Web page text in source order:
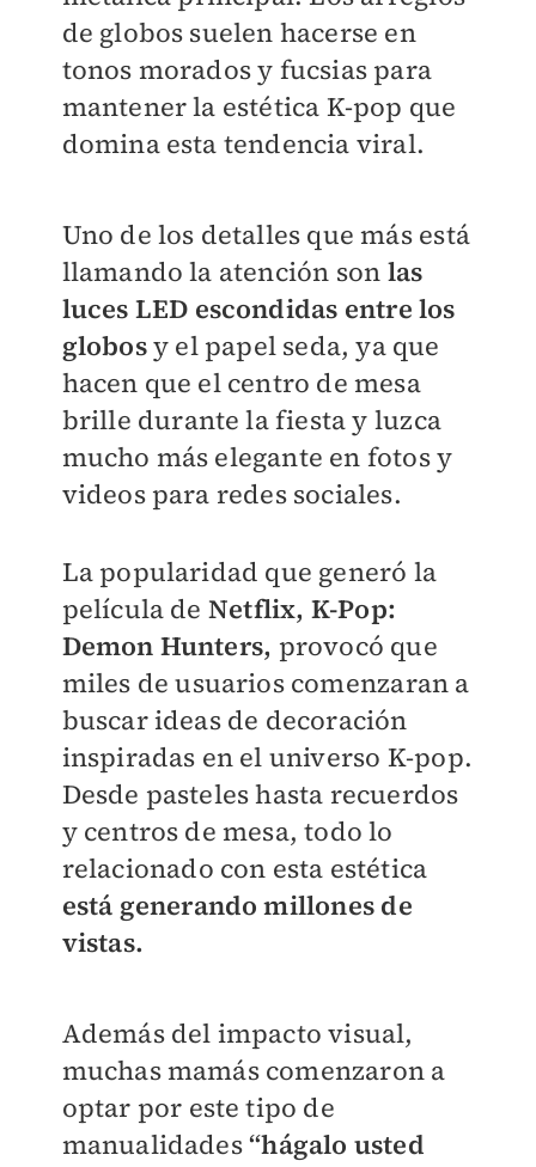
de globos suelen hacerse en
tonos morados y fucsias para
mantener la estética K-pop que
domina esta tendencia viral.
Uno de los detalles que más está
llamando la atención son las
luces LED escondidas entre los
globosy el papel seda, ya que
hacen que el centro de mesa
brille durante la fiesta y luzca
mucho más elegante en fotos y
videos para redes sociales.
La popularidad que generó la
película de Netflix, K-Pop:
Demon Hunters, provocó que
miles de usuarios comenzaran a
buscar ideas de decoración
inspiradas en el universo K-pop.
Desde pasteles hasta recuerdos
y centros de mesa, todo lo
relacionado con esta estética
está generando millones de
vistas.
Además del impacto visual,
muchas mamás comenzaron a
optar por este tipo de
manualidades“hágalo usted